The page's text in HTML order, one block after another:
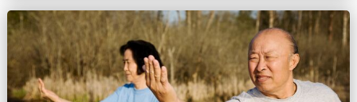
благосостояния ж...